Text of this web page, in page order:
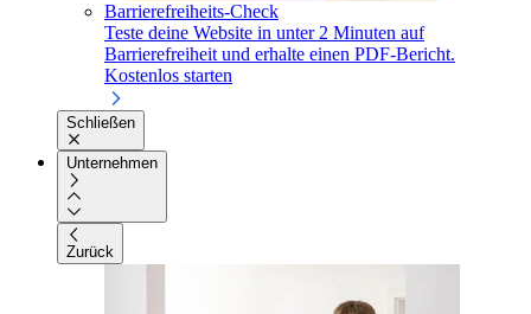
Barrierefreiheits-Check
Teste deine Website in unter 2 Minuten auf
Barrierefreiheit und erhalte einen PDF-Bericht.
Kostenlos starten
Schließen
Unternehmen
Zurück